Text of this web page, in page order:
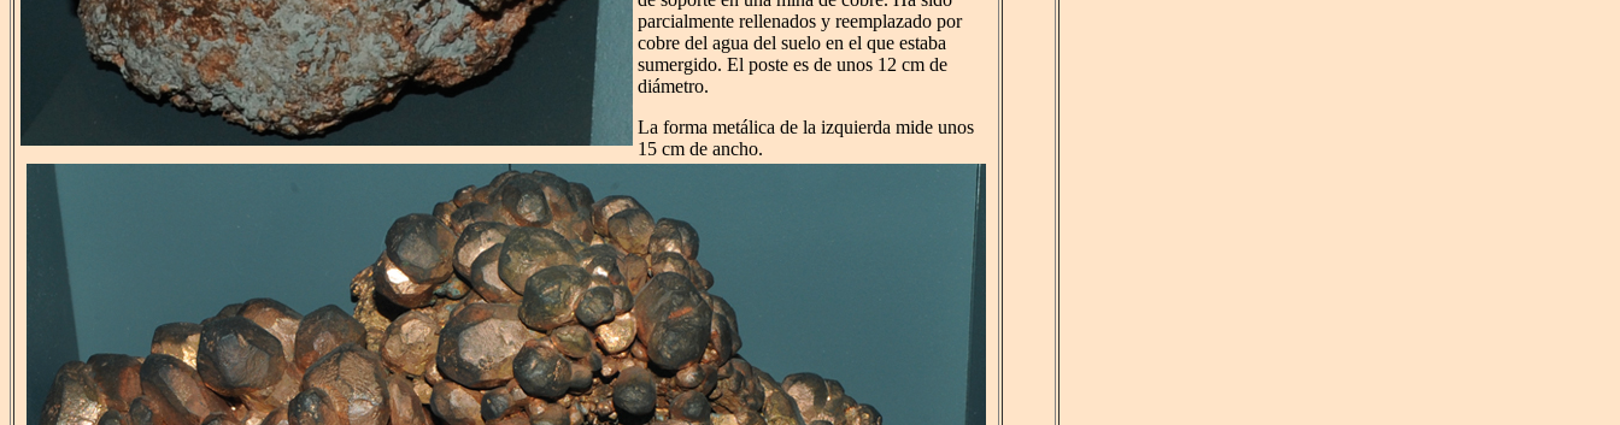
parcialmente rellenados y reemplazado por
cobre del agua del suelo en el que estaba
sumergido. El poste es de unos 12 cm de
diámetro.
La forma metálica de la izquierda mide unos
15 cm de ancho.